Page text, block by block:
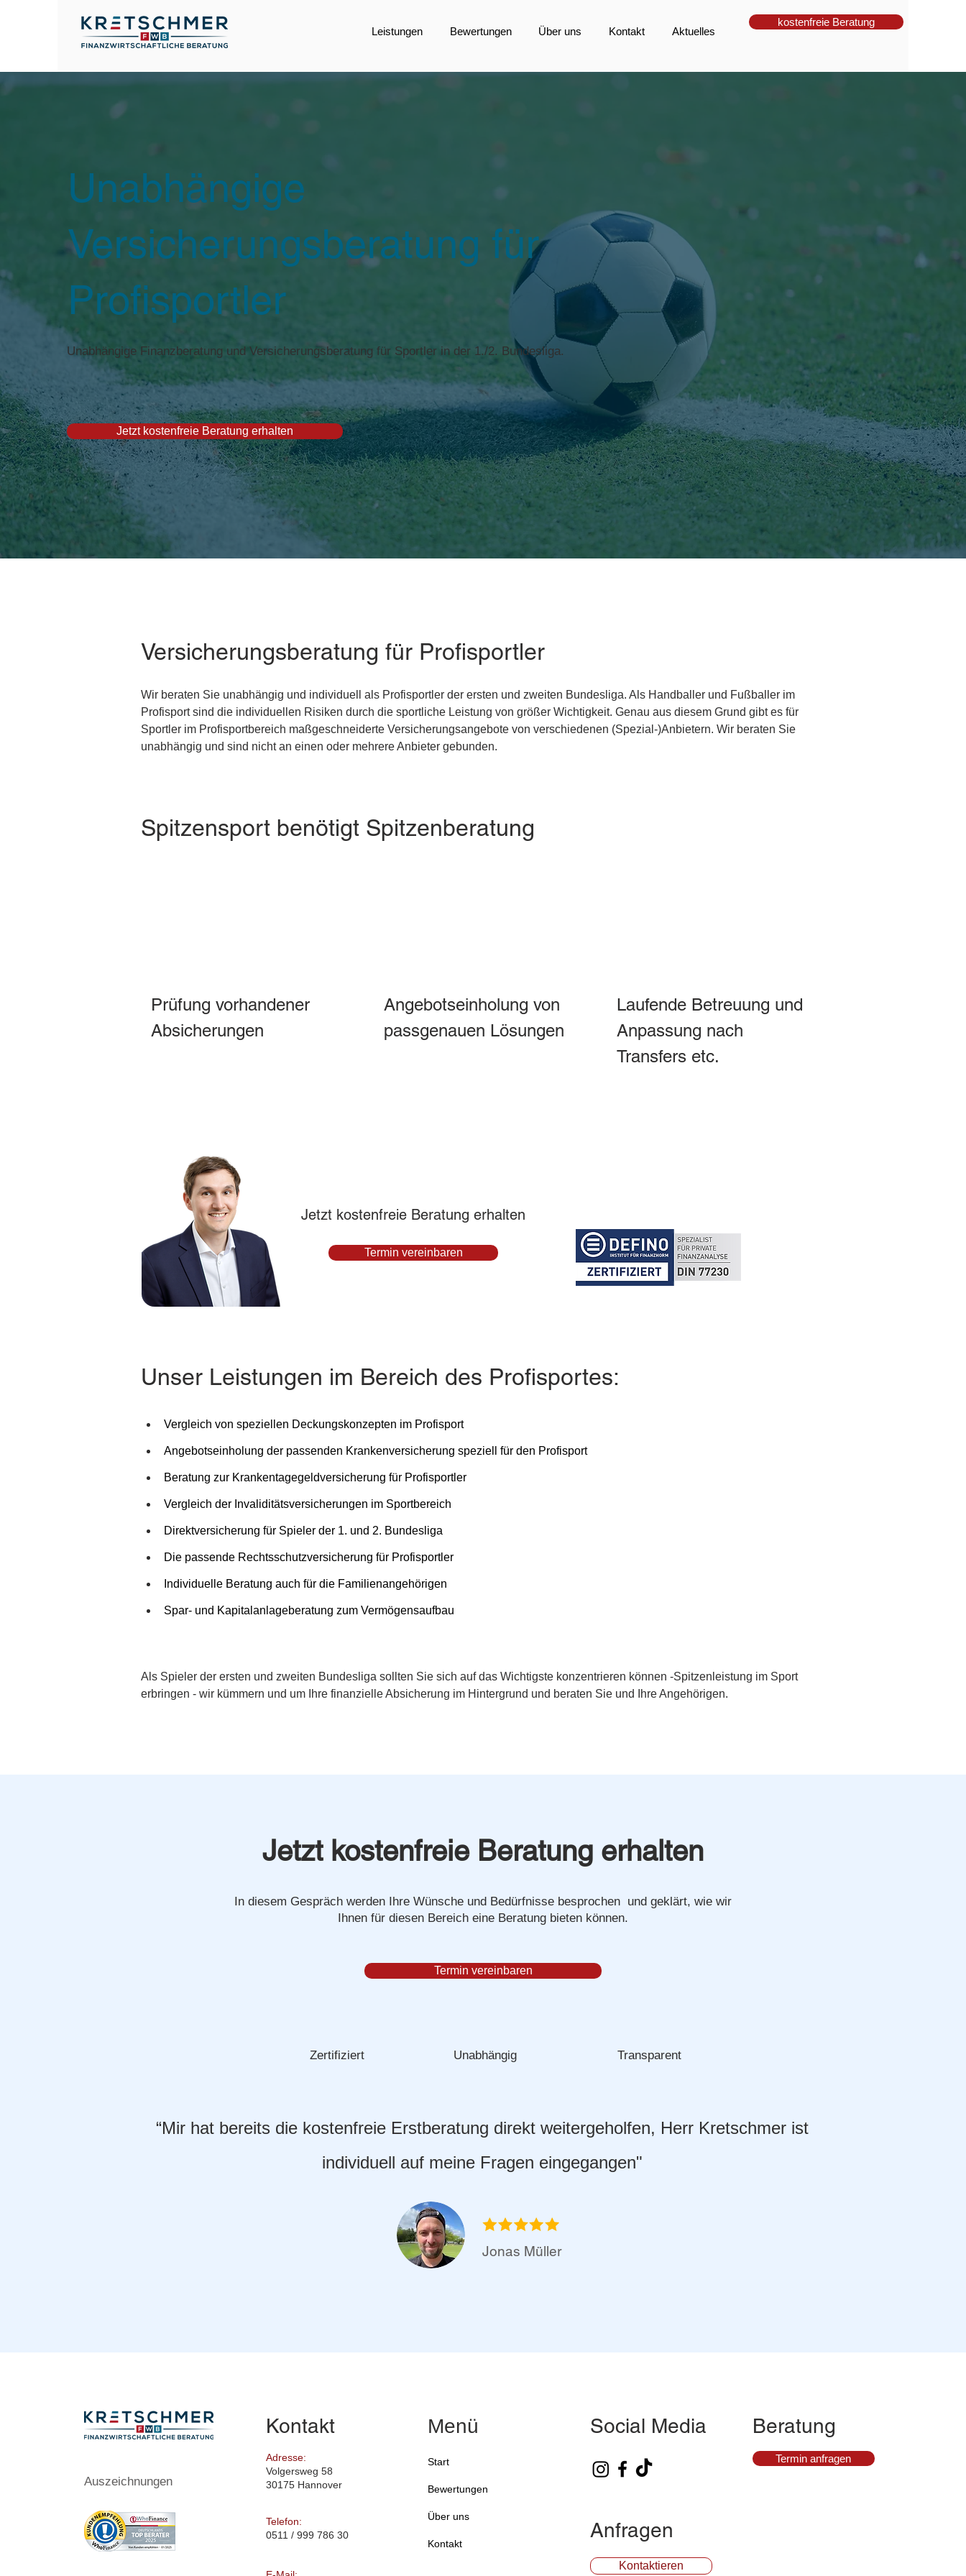
Leistungen Bewertungen Über uns Kontakt Aktuelles
kostenfreie Beratung
Unabhängige
Versicherungsberatung für
Profisportler
Unabhängige Finanzberatung und Versicherungsberatung für Sportler in der 1./2. Bundesliga.
Jetzt kostenfreie Beratung erhalten
Versicherungsberatung für Profisportler
Wir beraten Sie unabhängig und individuell als Profisportler der ersten und zweiten Bundesliga. Als Handballer und Fußballer im
Profisport sind die individuellen Risiken durch die sportliche Leistung von größer Wichtigkeit. Genau aus diesem Grund gibt es für
Sportler im Profisportbereich maßgeschneiderte Versicherungsangebote von verschiedenen (Spezial-)Anbietern. Wir beraten Sie
unabhängig und sind nicht an einen oder mehrere Anbieter gebunden.
Spitzensport benötigt Spitzenberatung
Prüfung vorhandener
Absicherungen
Angebotseinholung von
passgenauen Lösungen
Laufende Betreuung und
Anpassung nach
Transfers etc.
Jetzt kostenfreie Beratung erhalten
Termin vereinbaren
Unser Leistungen im Bereich des Profisportes:
Vergleich von speziellen Deckungskonzepten im Profisport
Angebotseinholung der passenden Krankenversicherung speziell für den Profisport
Beratung zur Krankentagegeldversicherung für Profisportler
Vergleich der Invaliditätsversicherungen im Sportbereich
Direktversicherung für Spieler der 1. und 2. Bundesliga
Die passende Rechtsschutzversicherung für Profisportler
Individuelle Beratung auch für die Familienangehörigen
Spar- und Kapitalanlageberatung zum Vermögensaufbau
Als Spieler der ersten und zweiten Bundesliga sollten Sie sich auf das Wichtigste konzentrieren können -Spitzenleistung im Sport
erbringen - wir kümmern und um Ihre finanzielle Absicherung im Hintergrund und beraten Sie und Ihre Angehörigen.
Jetzt kostenfreie Beratung erhalten
In diesem Gespräch werden Ihre Wünsche und Bedürfnisse besprochen und geklärt, wie wir
Ihnen für diesen Bereich eine Beratung bieten können.
Termin vereinbaren
Zertifiziert Unabhängig Transparent
“Mir hat bereits die kostenfreie Erstberatung direkt weitergeholfen, Herr Kretschmer ist
individuell auf meine Fragen eingegangen"
Jonas Müller
Auszeichnungen
Kontakt
Adresse:
Volgersweg 58
30175 Hannover
Telefon:
0511 / 999 786 30
Menü
Start
Bewertungen
Über uns
Kontakt
Social Media
Anfragen
Kontaktieren
Beratung
Termin anfragen